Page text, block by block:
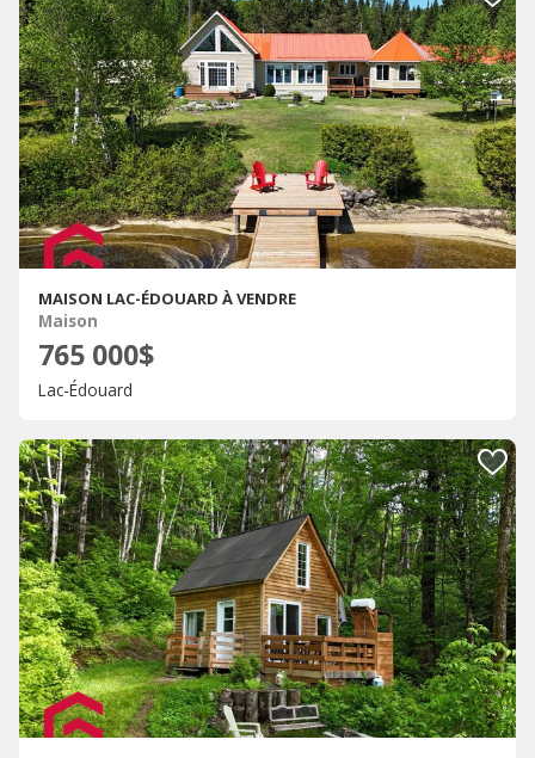
MAISON LAC-ÉDOUARD À VENDRE
Maison
765 000$
Lac-Édouard